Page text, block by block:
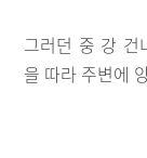
그러던 중 강 건
을 따라 주변에